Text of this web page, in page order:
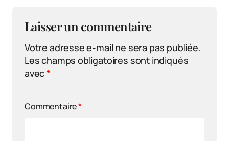
Laisser un commentaire
Votre adresse e-mail ne sera pas publiée.
Les champs obligatoires sont indiqués
avec*
Commentaire*